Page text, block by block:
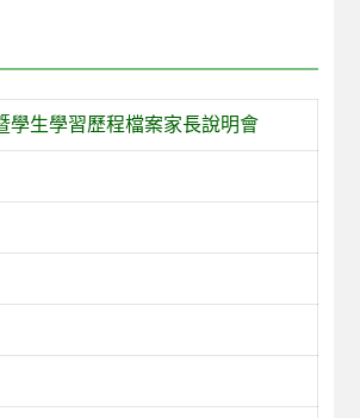
學生學習歷程檔案家長說明會